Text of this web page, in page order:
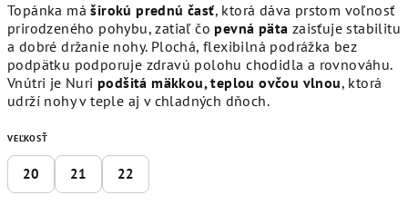
Topánka má širokú prednú časť, ktorá dáva prstom voľnosť
prirodzeného pohybu, zatiaľ čo pevná päta zaisťuje stabilitu
a dobré držanie nohy. Plochá, flexibilná podrážka bez
podpätku podporuje zdravú polohu chodidla a rovnováhu.
Vnútri je Nuri podšitá mäkkou, teplou ovčou vlnou, ktorá
udrží nohy v teple aj v chladných dňoch.
VEĽKOSŤ
20 21 22